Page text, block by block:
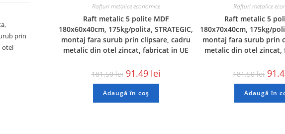
Rafturi metalice economice
Raft metalic 5 polite MDF
180x60x40cm, 175kg/polita, STRATEGIC,
montaj fara surub prin clipsare, cadru
metalic din otel zincat, fabricat in UE
181.50lei 91.49 lei
Adaugă în coș
Rafturi metalice
Raft metalic 5
180x70x40cm, 175kg/
montaj fara surub prin
metalic din otel zincat,
181.50lei
Adaugă în
prin
otel